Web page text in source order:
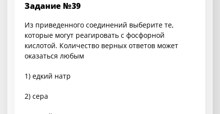
Задание №39
Из приведенного соединений выберите те,
которые могут реагировать с фосфорной
кислотой. Количество верных ответов может
оказаться любым
1) едкий натр
2) сера